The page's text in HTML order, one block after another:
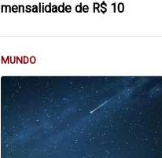
mensalidade de R$ 10
MUNDO